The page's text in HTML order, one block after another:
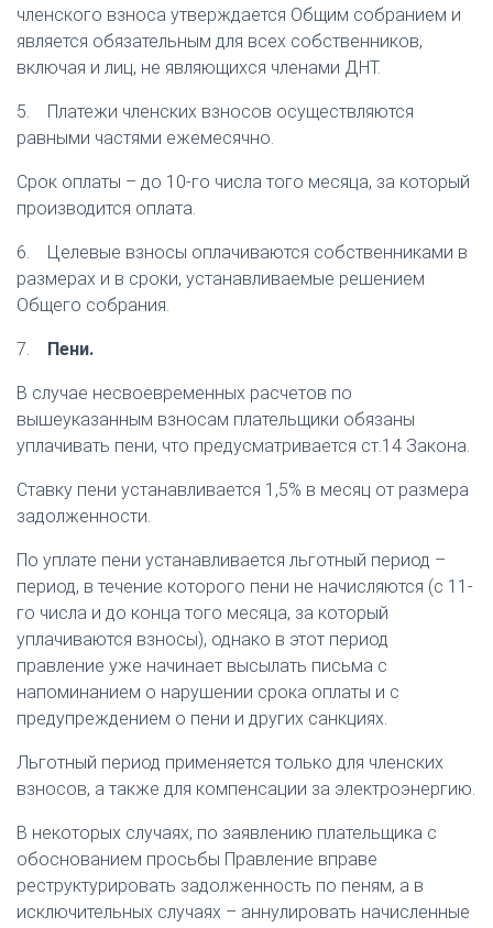
членского взноса утверждается Общим собранием и
является обязательным для всех собственников,
включая и лиц, не являющихся членами ДНТ.
5. Платежи членских взносов осуществляются
равными частями ежемесячно.
Срок оплаты – до 10-го числа того месяца, за который
производится оплата.
6. Целевые взносы оплачиваются собственниками в
размерах и в сроки, устанавливаемые решением
Общего собрания.
7. Пени.
В случае несвоевременных расчетов по
вышеуказанным взносам плательщики обязаны
уплачивать пени, что предусматривается ст.14 Закона.
Ставку пени устанавливается 1,5% в месяц от размера
задолженности.
По уплате пени устанавливается льготный период –
период, в течение которого пени не начисляются (с 11-
го числа и до конца того месяца, за который
уплачиваются взносы), однако в этот период
правление уже начинает высылать письма с
напоминанием о нарушении срока оплаты и с
предупреждением о пени и других санкциях.
Льготный период применяется только для членских
взносов, а также для компенсации за электроэнергию.
В некоторых случаях, по заявлению плательщика с
обоснованием просьбы Правление вправе
реструктурировать задолженность по пеням, а в
исключительных случаях – аннулировать начисленные